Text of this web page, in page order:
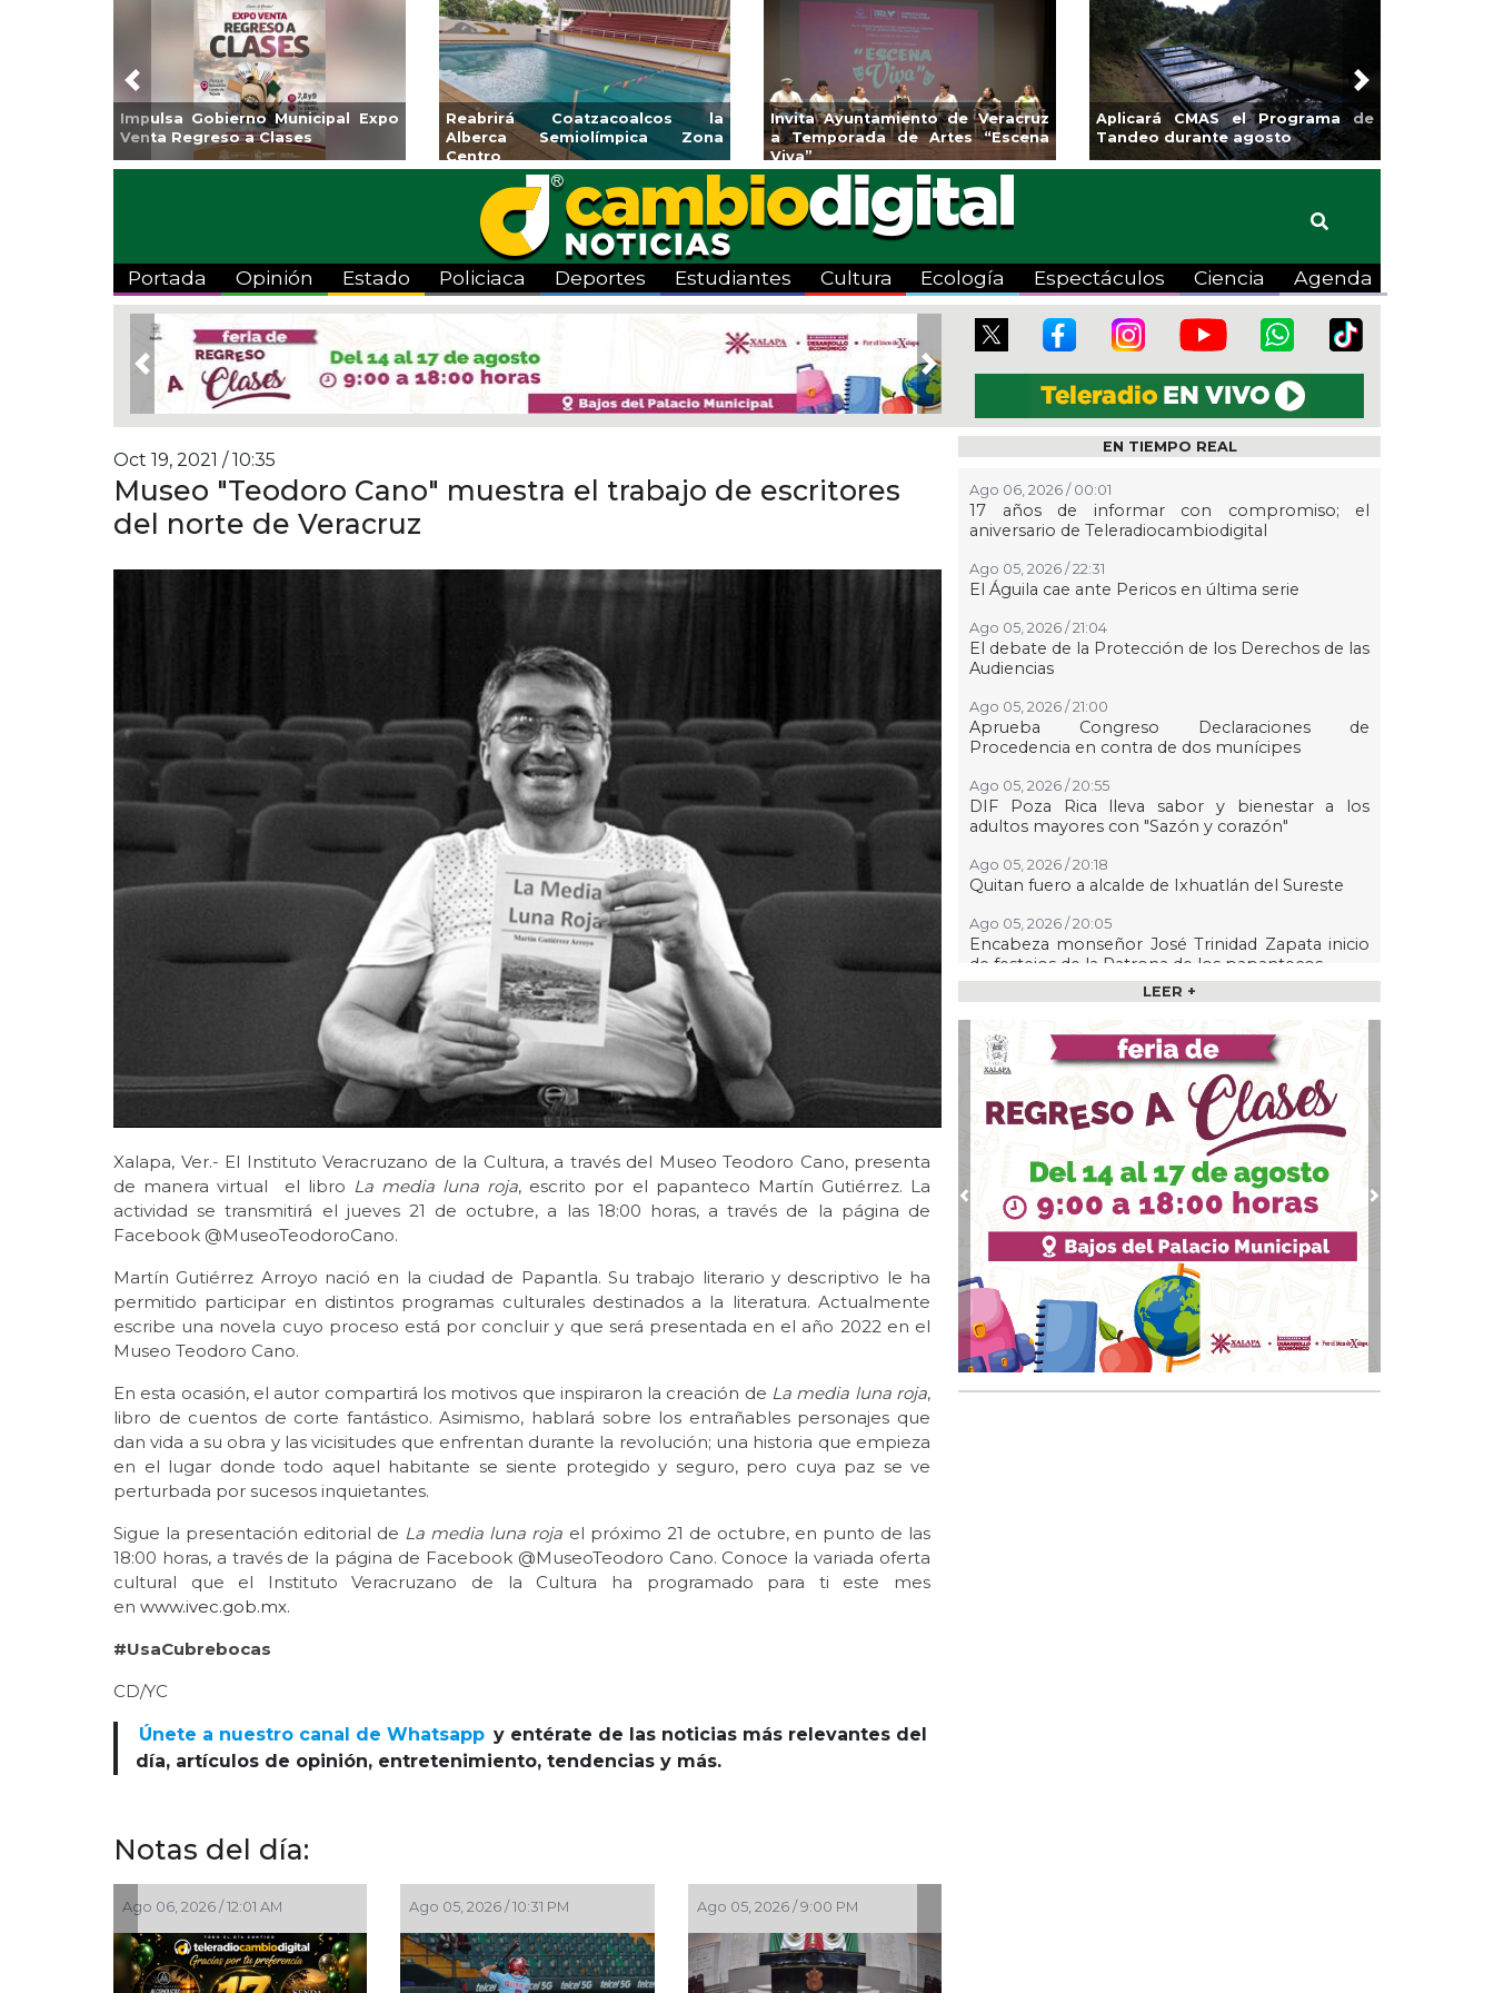
Municipal Expo
Reabrirá Coatzacoalcos la
Alberca Semiolímpica Zona
Centro
Invita Ayuntamiento de Veracruz
a Temporada de Artes “Escena
Viva”
Aplicará CMAS el Programa de
Tandeo durante agosto
Guarniciones y banquetas para la
colonia El Mango en Pánuco
Previous Next
Portada Opinión Estado Policiaca Deportes Estudiantes Cultura Ecología Espectáculos Ciencia Agenda
Previous Next
Oct 19, 2021 / 10:35
Museo "Teodoro Cano" muestra el trabajo de escritores
del norte de Veracruz
Xalapa, Ver.- El Instituto Veracruzano de la Cultura, a través del Museo Teodoro Cano, presenta
de manera virtual el libro La media luna roja, escrito por el papanteco Martín Gutiérrez. La
actividad se transmitirá el jueves 21 de octubre, a las 18:00 horas, a través de la página de
Facebook @MuseoTeodoroCano.
Martín Gutiérrez Arroyo nació en la ciudad de Papantla. Su trabajo literario y descriptivo le ha
permitido participar en distintos programas culturales destinados a la literatura. Actualmente
escribe una novela cuyo proceso está por concluir y que será presentada en el año 2022 en el
Museo Teodoro Cano.
En esta ocasión, el autor compartirá los motivos que inspiraron la creación de La media luna roja,
libro de cuentos de corte fantástico. Asimismo, hablará sobre los entrañables personajes que
dan vida a su obra y las vicisitudes que enfrentan durante la revolución; una historia que empieza
en el lugar donde todo aquel habitante se siente protegido y seguro, pero cuya paz se ve
perturbada por sucesos inquietantes.
Sigue la presentación editorial de La media luna roja el próximo 21 de octubre, en punto de las
18:00 horas, a través de la página de Facebook @MuseoTeodoro Cano. Conoce la variada oferta
cultural que el Instituto Veracruzano de la Cultura ha programado para ti este mes
en www.ivec.gob.mx.
#UsaCubrebocas
CD/YC
Únete a nuestro canal de Whatsapp y entérate de las noticias más relevantes del
día, artículos de opinión, entretenimiento, tendencias y más.
Notas del día:
06, 2026 / 12:01 AM Ago 05, 2026 / 10:31 PM Ago 05, 2026 / 9:00 PM Ago 05, 2026 / 8:18 PM
EN TIEMPO REAL
Ago 06, 2026 / 00:01
17 años de informar con compromiso; el
aniversario de Teleradiocambiodigital
Ago 05, 2026 / 22:31
El Águila cae ante Pericos en última serie
Ago 05, 2026 / 21:04
El debate de la Protección de los Derechos de las
Audiencias
Ago 05, 2026 / 21:00
Aprueba Congreso Declaraciones de
Procedencia en contra de dos munícipes
Ago 05, 2026 / 20:55
DIF Poza Rica lleva sabor y bienestar a los
adultos mayores con "Sazón y corazón"
Ago 05, 2026 / 20:18
Quitan fuero a alcalde de Ixhuatlán del Sureste
Ago 05, 2026 / 20:05
Encabeza monseñor José Trinidad Zapata inicio
de festejos de la Patrona de los papantecos
Ago 05, 2026 / 19:46
Entrega DIF Municipal de Veracruz cerca de 100
credenciales de discapacidad
En Rincón de la Marquesa hubo retiro de árboles
por representar riesgos; no es tala ilegal
Ago 05, 2026 / 18:42
Alcalde de Úrsulo Galván, Veracruz es desaforado
Ago 05, 2026 / 18:17
Alcalde de Úrsulo Galván abandona el Congreso
previo a la votación de su desafuero
Ago 05, 2026 / 18:00
Más boqueños se afilian al Centro Médico Santa
Ana
LEER +
Previous Next